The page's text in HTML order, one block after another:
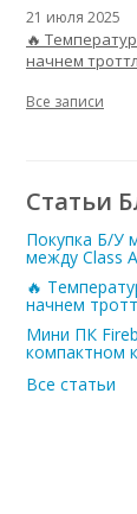
21 июля 2025
🔥
начнем
Все записи
Статьи
Покупка Б/У
между Class
🔥
начнем
Мини ПК
компактном
Все статьи